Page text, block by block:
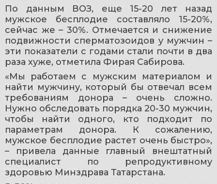
По данным ВОЗ, еще 15-20 лет назад
мужское бесплодие составляло 15-20%,
сейчас же – 30%. Отмечается и снижение
подвижности сперматозоидов у мужчин –
эти показатели с годами стали почти в два
раза хуже, отметила Фирая Сабирова.
«Мы работаем с мужским материалом и
найти мужчину, который бы отвечал всем
требованиям донора – очень сложно.
Нужно обследовать порядка 20-30 мужчин,
чтобы найти одного, кто подходит по
параметрам донора. К сожалению,
мужское бесплодие растет очень быстро»,
– привела данные главный внештатный
специалист по репродуктивному
здоровью Минздрава Татарстана.